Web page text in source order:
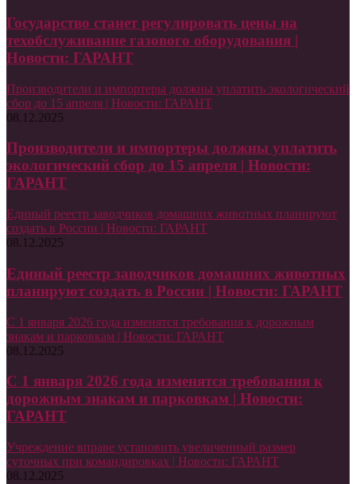
Государство станет регулировать цены на
техобслуживание газового оборудования |
Новости: ГАРАНТ
Производители и импортеры должны уплатить экологический
сбор до 15 апреля | Новости: ГАРАНТ
08.12.2025
Производители и импортеры должны уплатить
экологический сбор до 15 апреля | Новости:
ГАРАНТ
Единый реестр заводчиков домашних животных планируют
создать в России | Новости: ГАРАНТ
08.12.2025
Единый реестр заводчиков домашних животных
планируют создать в России | Новости: ГАРАНТ
С 1 января 2026 года изменятся требования к дорожным
знакам и парковкам | Новости: ГАРАНТ
08.12.2025
С 1 января 2026 года изменятся требования к
дорожным знакам и парковкам | Новости:
ГАРАНТ
Учреждение вправе установить увеличенный размер
суточных при командировках | Новости: ГАРАНТ
08.12.2025